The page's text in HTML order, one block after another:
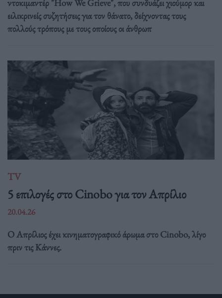
ντοκιμαντέρ "How We Grieve", που συνδυάζει χιούμορ και
ειλικρινείς συζητήσεις για τον θάνατο, δείχνοντας τους
πολλούς τρόπους με τους οποίους οι άνθρωπ
TV
5 επιλογές στο Cinobo για τον Απρίλιο
20.04.26
Ο Απρίλιος έχει κινηματογραφικό άρωμα στο Cinobo, λίγο
πριν τις Κάννες.